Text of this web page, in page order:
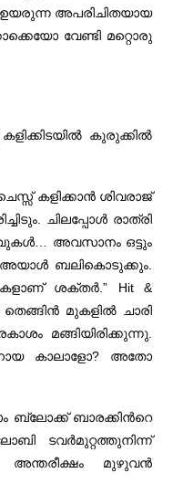
ഉയരുന്ന അപരിചിതയായ
വേണ്ടി മറ്റൊരു
കുരുക്കില്‍
കളിക്കാന്‍ ശിവരാജ്‌
ചിലപ്പോള്‍ രാത്രി
അവസാനം ഒട്ടും
അയാള്‍ ബലികൊടുക്കും.
ശക്തര്‍‍.” Hit &
മുകളില്‍ ചാരി
മങ്ങിയിരിക്കുന്നു.
കാലാളോ? അതോ
ബ്ലോക്ക്‌ ബാരക്കിന്‍റെ
ടവര്‍മുറ്റത്തുനിന്ന്‌
അന്തരീക്ഷം മുഴുവന്‍